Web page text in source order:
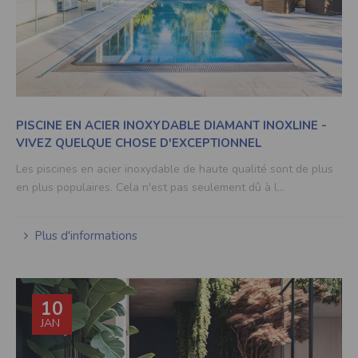
PISCINE EN ACIER INOXYDABLE DIAMANT INOXLINE -
VIVEZ QUELQUE CHOSE D'EXCEPTIONNEL
Les piscines en acier inoxydable de haute qualité sont de plus
en plus populaires. Cela n'est pas seulement dû à l…
Plus d'informations
10
JAN